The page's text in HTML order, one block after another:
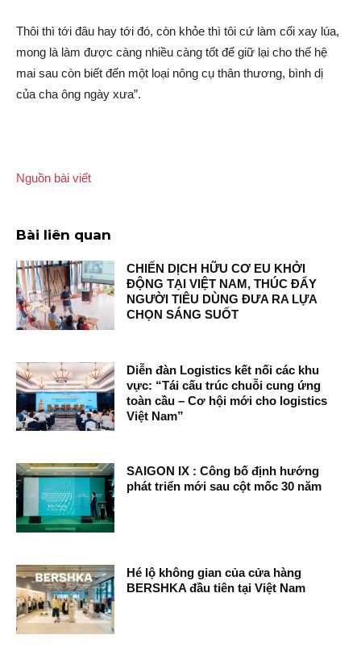
Thôi thì tới đâu hay tới đó, còn khỏe thì tôi cứ làm cối xay lúa,
mong là làm được càng nhiều càng tốt để giữ lại cho thế hệ
mai sau còn biết đến một loại nông cụ thâ‌n thương, bình dị
của cha ông ngày xưa”.
Nguồn bài viết
Bài liên quan
CHIẾN DỊCH HỮU CƠ EU KHỞI
ĐỘNG TẠI VIỆT NAM, THÚC ĐẨY
NGƯỜI TIÊU DÙNG ĐƯA RA LỰA
CHỌN SÁNG SUỐT
Diễn đàn Logistics kết nối các khu
vực: “Tái cấu trúc chuỗi cung ứng
toàn cầu – Cơ hội mới cho logistics
Việt Nam”
SAIGON IX : Công bố định hướng
phát triển mới sau cột mốc 30 năm
Hé lộ không gian của cửa hàng
BERSHKA đầu tiên tại Việt Nam